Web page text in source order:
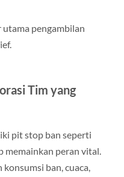
utama pengambilan
Tim yang
pit stop ban seperti
memainkan peran vital.
ban, cuaca,